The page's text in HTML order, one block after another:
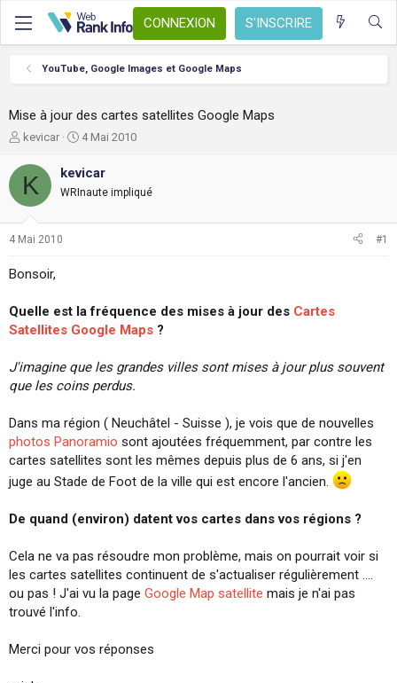
CONNEXION S'INSCRIRE
YouTube, Google Images et Google Maps
Mise à jour des cartes satellites Google Maps
A
t
e
d
a
i
s
u
s
s
o
n
kevicar
D
t
d
4 Mai 2010
K kevicar
WRInaute impliqué
4 Mai 2010 #1
Bonsoir,
Quelle est la fréquence des mises à jour des Cartes
Satellites Google Maps ?
J'imagine que les grandes villes sont mises à jour plus souvent
que les coins perdus.
Dans ma région ( Neuchâtel - Suisse ), je vois que de nouvelles
photos Panoramio sont ajoutées fréquemment, par contre les
cartes satellites sont les mêmes depuis plus de 6 ans, si j'en
juge au Stade de Foot de la ville qui est encore l'ancien.
De quand (environ) datent vos cartes dans vos régions ?
Cela ne va pas résoudre mon problème, mais on pourrait voir si
les cartes satellites continuent de s'actualiser régulièrement ....
ou pas ! J'ai vu la page Google Map satellite mais je n'ai pas
trouvé l'info.
Merci pour vos réponses